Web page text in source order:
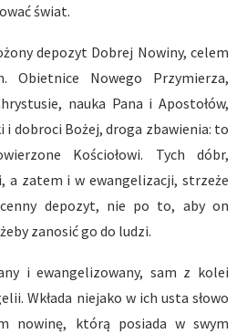
świat.
depozyt Dobrej Nowiny, celem
Obietnice Nowego Przymierza,
nauka Pana i Apostołów,
i dobroci Bożej, droga zbawienia: to
Kościołowi. Tych dóbr,
a zatem i w ewangelizacji, strzeże
depozyt, nie po to, aby on
zanosić go do ludzi.
i ewangelizowany, sam z kolei
Wkłada niejako w ich usta słowo
nowinę, którą posiada w swym